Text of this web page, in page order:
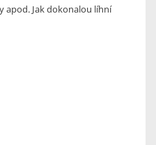
apod. Jak dokonalou líhní